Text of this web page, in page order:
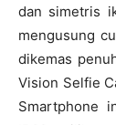
dan simetris
mengusung
dikemas
Vision Selfie
Smartphone